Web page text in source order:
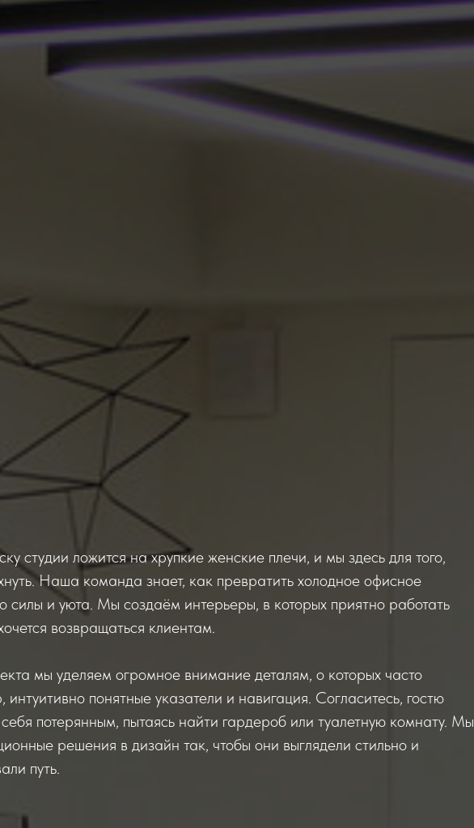
студии ложится на хрупкие женские плечи, и мы здесь для того,
Наша команда знает, как превратить холодное офисное
силы и уюта. Мы создаём интерьеры, в которых приятно работать
возвращаться клиентам.
мы уделяем огромное внимание деталям, о которых часто
понятные указатели и навигация. Согласитесь, гостю
себя потерянным, пытаясь найти гардероб или туалетную комнату. Мы
решения в дизайн так, чтобы они выглядели стильно и
путь.